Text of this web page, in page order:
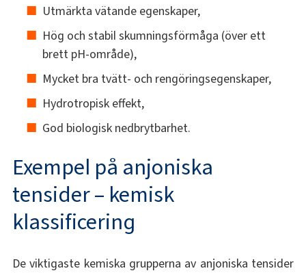
Utmärkta vätande egenskaper,
Hög och stabil skumningsförmåga (över ett
brett pH-område),
Mycket bra tvätt- och rengöringsegenskaper,
Hydrotropisk effekt,
God biologisk nedbrytbarhet.
Exempel på anjoniska
tensider – kemisk
klassificering
De viktigaste kemiska grupperna av anjoniska tensider